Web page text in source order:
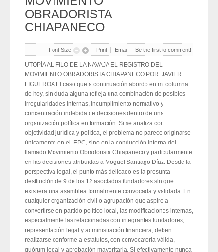
NEI inicia cadena de cambios entre exigencias de
Edmundo Lazos Zuart, nuevo presidente del Club
Rotario Ejecutivo de San Cristóbal
2026-07-31
Eduardo Ramírez impulsa infraestructura educativa y programas
para el bienestar de Huixtla y Frontera Hidalgo
2026-07-31
NEI inicia cadena de cambios entre exigencias de
transparencia y más espacios
2026-07-31
Edmundo Lazos Zuart, nuevo presidente del Club
Rotario Ejecutivo de San Cristóbal
2026-07-31
OBRADORISTA
CHIAPANECO
Font Size Print Email Be the first to comment!
UTOPÍA AL FILO DE LA NAVAJA EL REGISTRO DEL
MOVIMIENTO OBRADORISTA CHIAPANECO POR: JAVIER
FIGUEROA El caso que a continuación abordo en mi columna
de hoy, sin duda alguna refleja una combinación de posibles
irregularidades internas, incumplimiento normativo y
concentración indebida de decisiones dentro de una
organización política en formación. Si se analiza con
objetividad jurídica y política, el problema no parece originarse
únicamente en el IEPC, sino en la conducción interna del
llamado Movimiento Obradorista Chiapaneco y particularmente
en las decisiones atribuidas a Moguel Santiago Díaz. Desde la
perspectiva legal, el punto más delicado es la presunta
destitución de 9 de los 12 asociados fundadores sin que
existiera una asamblea formalmente convocada y validada. En
cualquier organización civil o agrupación que aspire a
convertirse en partido político local, las modificaciones internas,
especialmente las relacionadas con integrantes fundadores,
representación legal y administración financiera, deben
realizarse conforme a estatutos, con convocatoria válida,
quórum legal y aprobación mayoritaria. Si efectivamente nunca